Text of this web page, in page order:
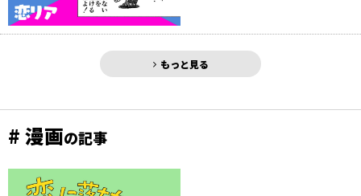
もっと見る
# 漫画の記事